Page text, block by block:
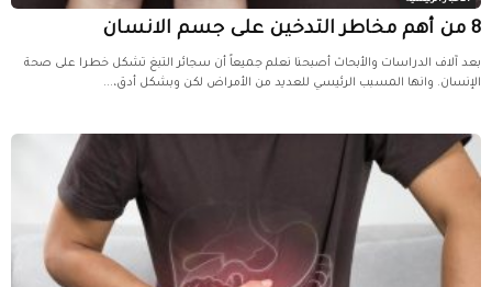
8 من أهم مخاطر التدخين على جسم الانسان
بعد آلاف الدراسات والأبحاث أصبحنا نعلم جميعاً أن سجائر التبغ تشكل خطرا على صحة
الإنسان. وانها المسبب الرئيسي للعديد من الأمراض لكن وبشكل أدق،...